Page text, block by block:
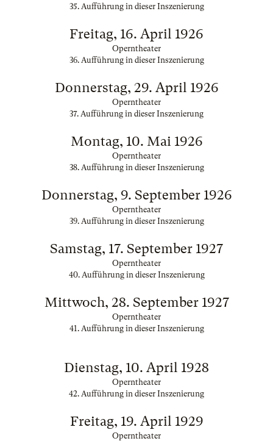
35. Aufführung in dieser Inszenierung
Freitag, 16. April 1926
Operntheater
36. Aufführung in dieser Inszenierung
Donnerstag, 29. April 1926
Operntheater
37. Aufführung in dieser Inszenierung
Montag, 10. Mai 1926
Operntheater
38. Aufführung in dieser Inszenierung
Donnerstag, 9. September 1926
Operntheater
39. Aufführung in dieser Inszenierung
Samstag, 17. September 1927
Operntheater
40. Aufführung in dieser Inszenierung
Mittwoch, 28. September 1927
Operntheater
41. Aufführung in dieser Inszenierung
Dienstag, 10. April 1928
Operntheater
42. Aufführung in dieser Inszenierung
Freitag, 19. April 1929
Operntheater